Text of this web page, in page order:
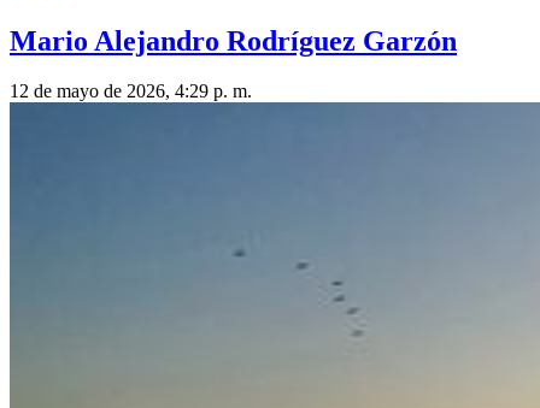
Mario Alejandro Rodríguez Garzón
12 de mayo de 2026, 4:29 p. m.